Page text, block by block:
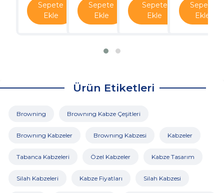
Sepete
Ekle
Sepete
Ekle
Sepete
Ekle
Sepete
Ekle
Ürün Etiketleri
Browning Brownıng Kabze Çeşitleri
Brownıng Kabzeler Brownıng Kabzesi Kabzeler
Tabanca Kabzeleri Özel Kabzeler Kabze Tasarım
Silah Kabzeleri Kabze Fiyatları Silah Kabzesi